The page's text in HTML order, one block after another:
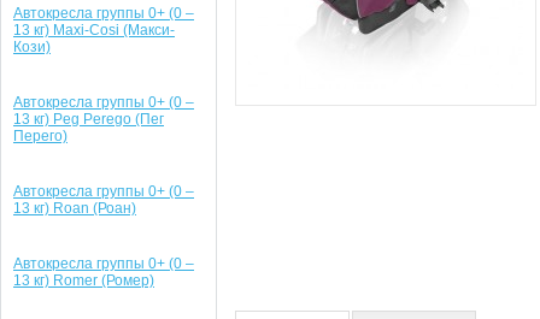
Автокресла группы 0+ (0 –
13 кг) Maxi-Cosi (Макси-
Кози)
Автокресла группы 0+ (0 –
13 кг) Peg Perego (Пег
Перего)
Автокресла группы 0+ (0 –
13 кг) Roan (Роан)
Автокресла группы 0+ (0 –
13 кг) Romer (Ромер)